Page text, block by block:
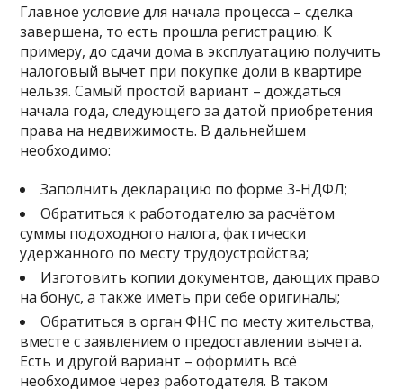
Главное условие для начала процесса – сделка
завершена, то есть прошла регистрацию. К
примеру, до сдачи дома в эксплуатацию получить
налоговый вычет при покупке доли в квартире
нельзя. Самый простой вариант – дождаться
начала года, следующего за датой приобретения
права на недвижимость. В дальнейшем
необходимо:
Заполнить декларацию по форме 3-НДФЛ;
Обратиться к работодателю за расчётом
суммы подоходного налога, фактически
удержанного по месту трудоустройства;
Изготовить копии документов, дающих право
на бонус, а также иметь при себе оригиналы;
Обратиться в орган ФНС по месту жительства,
вместе с заявлением о предоставлении вычета.
Есть и другой вариант – оформить всё
необходимое через работодателя. В таком